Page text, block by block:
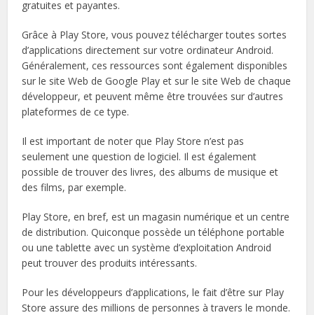
gratuites et payantes.
Grâce à Play Store, vous pouvez télécharger toutes sortes
d’applications directement sur votre ordinateur Android.
Généralement, ces ressources sont également disponibles
sur le site Web de Google Play et sur le site Web de chaque
développeur, et peuvent même être trouvées sur d’autres
plateformes de ce type.
Il est important de noter que Play Store n’est pas
seulement une question de logiciel. Il est également
possible de trouver des livres, des albums de musique et
des films, par exemple.
Play Store, en bref, est un magasin numérique et un centre
de distribution. Quiconque possède un téléphone portable
ou une tablette avec un système d’exploitation Android
peut trouver des produits intéressants.
Pour les développeurs d’applications, le fait d’être sur Play
Store assure des millions de personnes à travers le monde.